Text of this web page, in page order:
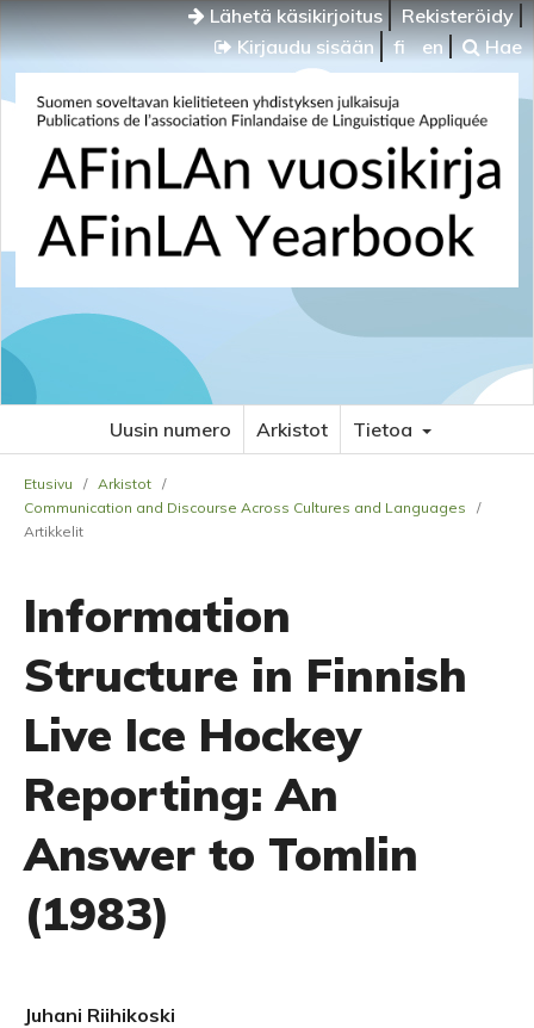
Lähetä käsikirjoitus
Rekisteröidy
Kirjaudu sisään
fi en Hae
Uusin numero Arkistot Tietoa
Etusivu / Arkistot /
Communication and Discourse Across Cultures and Languages
/
Artikkelit
Information
Structure in Finnish
Live Ice Hockey
Reporting: An
Answer to Tomlin
(1983)
Juhani Riihikoski